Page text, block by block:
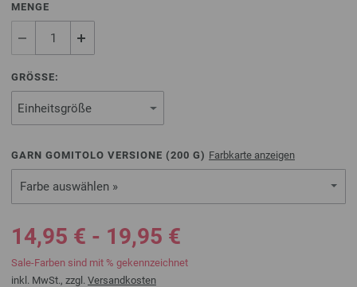
MENGE
GRÖSSE:
GARN GOMITOLO VERSIONE (200 G) Farbkarte anzeigen
Farbe auswählen »
14,95 € - 19,95 €
Sale-Farben sind mit % gekennzeichnet
inkl. MwSt., zzgl. Versandkosten